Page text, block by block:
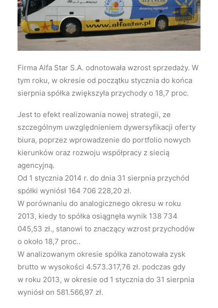
Wyszukiwanie
Firma Alfa Star S.A. odnotowała wzrost sprzedaży. W
tym roku, w okresie od początku stycznia do końca
sierpnia spółka zwiększyła przychody o 18,7 proc.
Jest to efekt realizowania nowej strategii, ze
szczególnym uwzględnieniem dywersyfikacji oferty
biura, poprzez wprowadzenie do portfolio nowych
kierunków oraz rozwoju współpracy z siecią
agencyjną.
Od 1 stycznia 2014 r. do dnia 31 sierpnia przychód
spółki wyniósł 164 706 228,20 zł.
W porównaniu do analogicznego okresu w roku
2013, kiedy to spółka osiągnęła wynik 138 734
045,53 zł., stanowi to znaczący wzrost przychodów
o około 18,7 proc..
W analizowanym okresie spółka zanotowała zysk
brutto w wysokości 4.573.317,76 zł. podczas gdy
w roku 2013, w okresie od 1 stycznia do 31 sierpnia
wyniósł on 581.566,97 zł.